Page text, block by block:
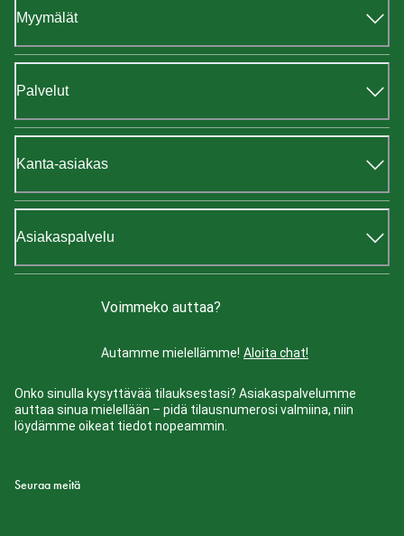
Myymälät
Palvelut
Kanta-asiakas
Asiakaspalvelu
Voimmeko auttaa?
Autamme mielellämme! Aloita chat!
Onko sinulla kysyttävää tilauksestasi? Asiakaspalvelumme
auttaa sinua mielellään – pidä tilausnumerosi valmiina, niin
löydämme oikeat tiedot nopeammin.
Seuraa meitä